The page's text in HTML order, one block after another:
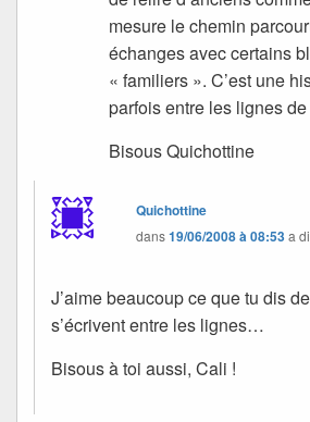
mesure le chemin
échanges avec certains
« familiers ». C’est une
parfois entre les lignes
Bisous Quichottine
Quichottine
dans19/06/2008 à 08:53a
J’aime beaucoup ce que tu dis
s’écrivent entre les lignes…
Bisous à toi aussi, Cali !